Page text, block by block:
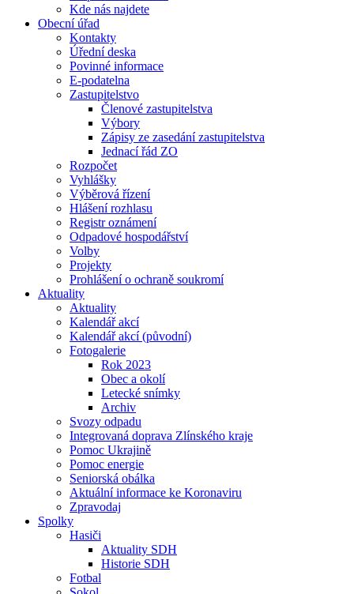
Kde nás najdete
Obecní úřad
Kontakty
Úřední deska
Povinné informace
E-podatelna
Zastupitelstvo
Členové zastupitelstva
Výbory
Zápisy ze zasedání zastupitelstva
Jednací řád ZO
Rozpočet
Vyhlášky
Výběrová řízení
Hlášení rozhlasu
Registr oznámení
Odpadové hospodářství
Volby
Projekty
Prohlášení o ochraně soukromí
Aktuality
Aktuality
Kalendář akcí
Kalendář akcí (původní)
Fotogalerie
Rok 2023
Obec a okolí
Letecké snímky
Archiv
Svozy odpadu
Integrovaná doprava Zlínského kraje
Pomoc Ukrajině
Pomoc energie
Seniorská obálka
Aktuální informace ke Koronaviru
Zpravodaj
Spolky
Hasiči
Aktuality SDH
Historie SDH
Fotbal